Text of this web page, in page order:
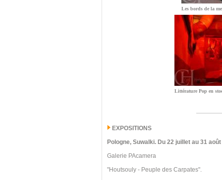
Les bords de la
Littérature Pop en
EXPOSITIONS
Pologne, Suwalki. Du 22 juillet au 31
Galerie PAcamera
"Houtsouly - Peuple des Carpates".